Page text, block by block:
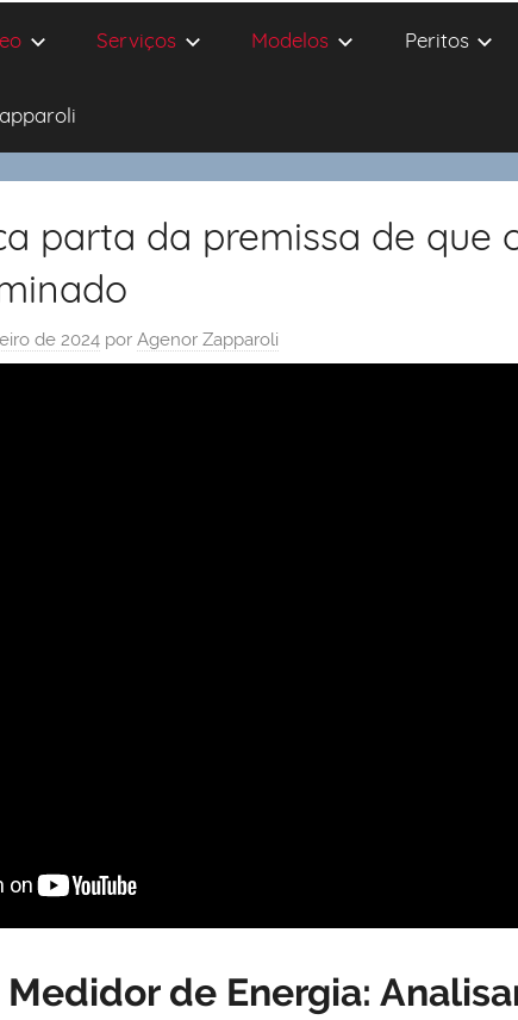
Serviços Modelos Peritos
parta da premissa de que
de 2024 por Agenor Zapparoli
de Energia: